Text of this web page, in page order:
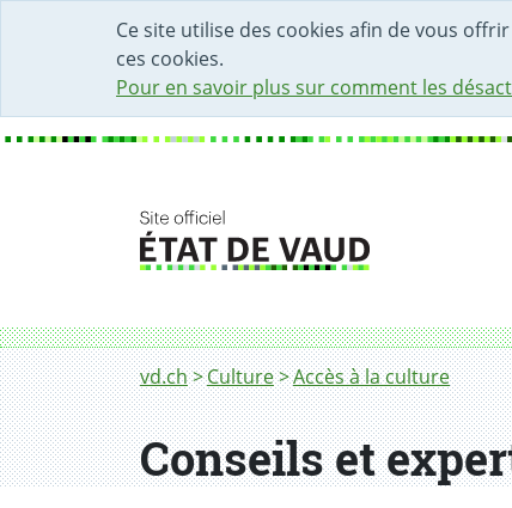
Ce site utilise des cookies afin de vous
ces cookies.
Pour en savoir plus sur comment les
DÉBUT DU CONTENU DE LA PAGE
ACCÈS AU CHAMP DE RECHERCHE
PAGE D'ACCUEIL
FORMULAIRE DE CONTACT
Fil d'Ariane
vd.ch Culture Accès à la culture
Médiation culturelle
Conseils et